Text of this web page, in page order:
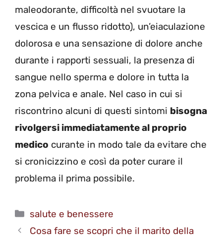
maleodorante, difficoltà nel svuotare la
vescica e un flusso ridotto), un’eiaculazione
dolorosa e una sensazione di dolore anche
durante i rapporti sessuali, la presenza di
sangue nello sperma e dolore in tutta la
zona pelvica e anale. Nel caso in cui si
riscontrino alcuni di questi sintomi bisogna
rivolgersi immediatamente al proprio
medico curante in modo tale da evitare che
si cronicizzino e così da poter curare il
problema il prima possibile.
Categorie
salute e benessere
Cosa fare se scopri che il marito della